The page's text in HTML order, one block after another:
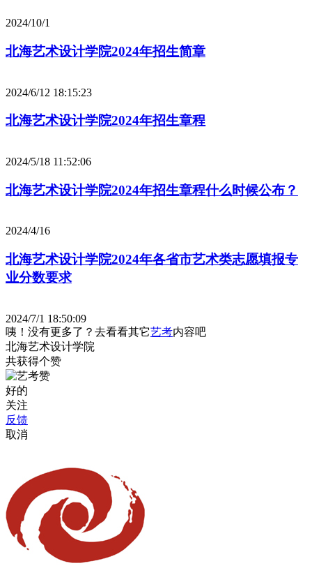
2024/10/1
北海艺术设计学院2024年招生简章
2024/6/12 18:15:23
北海艺术设计学院2024年招生章程
2024/5/18 11:52:06
北海艺术设计学院2024年招生章程什么时候公布？
2024/4/16
北海艺术设计学院2024年各省市艺术类志愿填报专
业分数要求
2024/7/1 18:50:09
咦！没有更多了？去看看其它艺考内容吧
北海艺术设计学院
共获得个赞
好的
关注
反馈
取消